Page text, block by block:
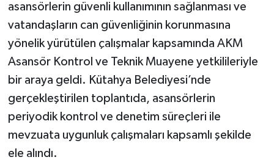
asansörlerin güvenli kullanımının sağlanması ve
vatandaşların can güvenliğinin korunmasına
yönelik yürütülen çalışmalar kapsamında AKM
Asansör Kontrol ve Teknik Muayene yetkilileriyle
bir araya geldi. Kütahya Belediyesi’nde
gerçekleştirilen toplantıda, asansörlerin
periyodik kontrol ve denetim süreçleri ile
mevzuata uygunluk çalışmaları kapsamlı şekilde
ele alındı.